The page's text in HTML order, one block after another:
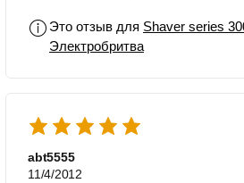
Это отзыв для Shaver series
Электробритва
abt5555
11/4/2012